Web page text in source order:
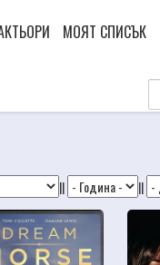
МОЯТ СПИСЪК
|| ||